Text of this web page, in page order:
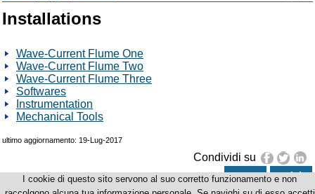
Installations
Wave-Current Flume One
Wave-Current Flume Two
Wave-Current Flume Three
Softwares
Instrumentation
Mechanical Tools
ultimo aggiornamento: 19-Lug-2017
Condividi su
news avvisi
LABIMA Laboratorio di Ingegneria Marittima
I cookie di questo sito servono al suo corretto funzionamento e non